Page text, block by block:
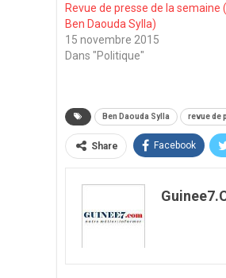
Revue de presse de la semaine
Ben Daouda Sylla)
15 novembre 2015
Dans "Politique"
Ben Daouda Sylla revue de
Share Facebook